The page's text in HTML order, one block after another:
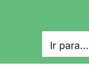
conteúdo
Ir para...